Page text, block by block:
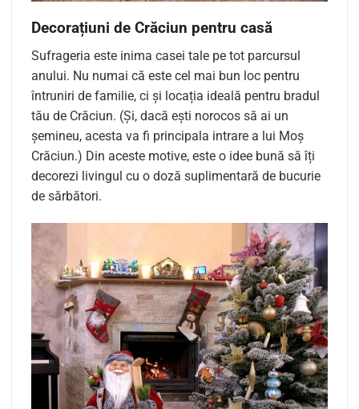
Decorațiuni de Crăciun pentru casă
Sufrageria este inima casei tale pe tot parcursul
anului. Nu numai că este cel mai bun loc pentru
întruniri de familie, ci și locația ideală pentru bradul
tău de Crăciun. (Și, dacă ești norocos să ai un
șemineu, acesta va fi principala intrare a lui Moș
Crăciun.) Din aceste motive, este o idee bună să îți
decorezi livingul cu o doză suplimentară de bucurie
de sărbători.